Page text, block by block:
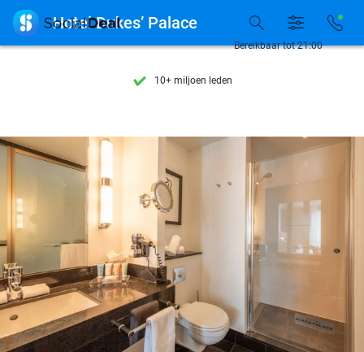
7 dagen per week beschikbaar
10+ miljoen leden
7 dagen per week beschikbaar
10+ miljoen leden
Bereikbaar tot 21:00
 Hotel Dukes’ Palace